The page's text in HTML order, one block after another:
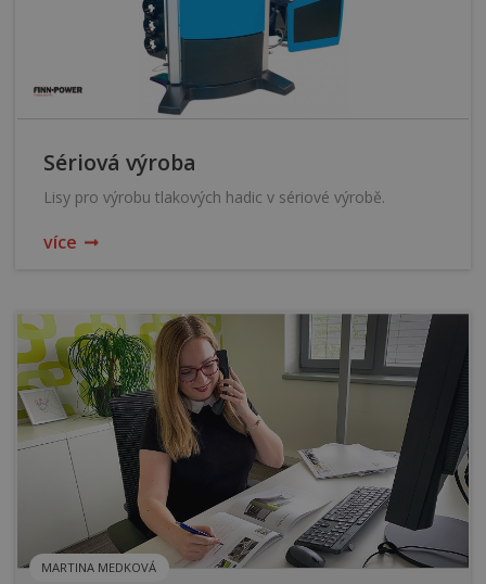
Sériová výroba
Lisy pro výrobu tlakových hadic v sériové výrobě.
více
MARTINA MEDKOVÁ